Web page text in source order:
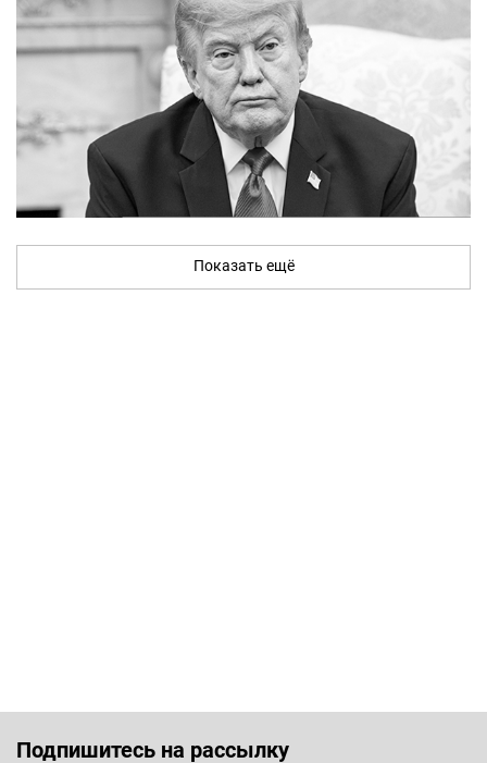
Показать ещё
Подпишитесь на рассылку